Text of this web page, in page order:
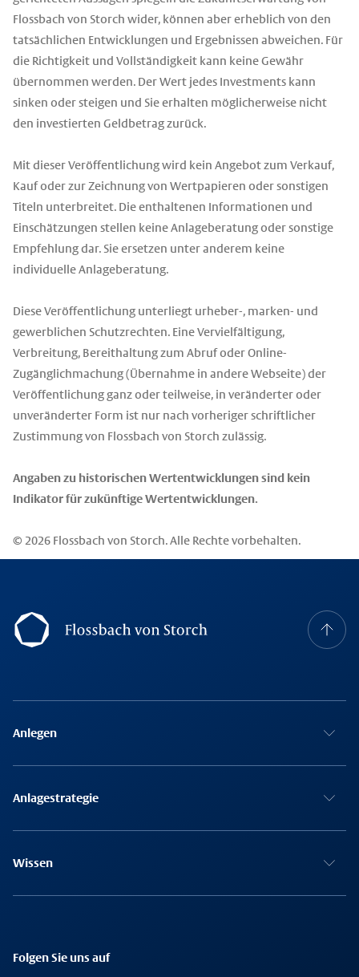
Flossbach von Storch wider, können aber erheblich von den
tatsächlichen Entwicklungen und Ergebnissen abweichen. Für
die Richtigkeit und Vollständigkeit kann keine Gewähr
übernommen werden. Der Wert jedes Investments kann
sinken oder steigen und Sie erhalten möglicherweise nicht
den investierten Geldbetrag zurück.
Mit dieser Veröffentlichung wird kein Angebot zum Verkauf,
Kauf oder zur Zeichnung von Wertpapieren oder sonstigen
Titeln unterbreitet. Die enthaltenen Informationen und
Einschätzungen stellen keine Anlageberatung oder sonstige
Empfehlung dar. Sie ersetzen unter anderem keine
individuelle Anlageberatung.
Diese Veröffentlichung unterliegt urheber-, marken- und
gewerblichen Schutzrechten. Eine Vervielfältigung,
Verbreitung, Bereithaltung zum Abruf oder Online-
Zugänglichmachung (Übernahme in andere Webseite) der
Veröffentlichung ganz oder teilweise, in veränderter oder
unveränderter Form ist nur nach vorheriger schriftlicher
Zustimmung von Flossbach von Storch zulässig.
Angaben zu historischen Wertentwicklungen sind kein
Indikator für zukünftige Wertentwicklungen.
© 2026 Flossbach von Storch. Alle Rechte vorbehalten.
Footer Navigation
Anlegen
Anlagestrategie
Wissen
Folgen Sie uns auf